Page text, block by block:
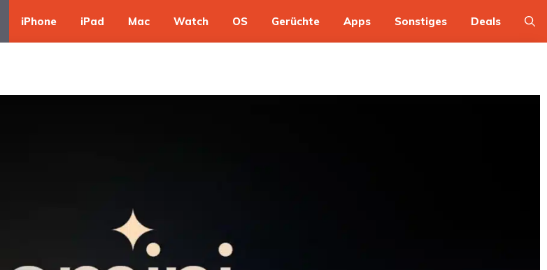
iPhone iPad Mac Watch OS Gerüchte Apps Sonstiges Deals